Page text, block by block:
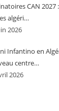
CAN
algéri…
2026
Infantino en
centre…
2026